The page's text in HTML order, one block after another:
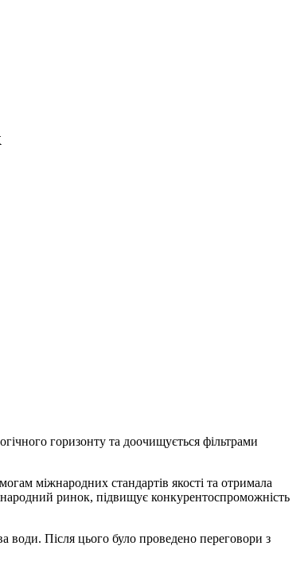
горизонту та доочищується фільтрами
міжнародних стандартів якості та отримала
ринок, підвищує конкурентоспроможність
води. Після цього було проведено переговори з